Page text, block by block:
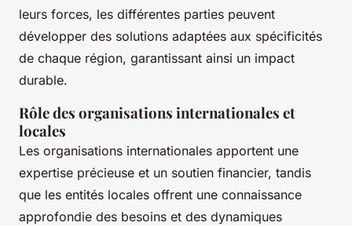
leurs forces, les différentes parties peuvent
développer des solutions adaptées aux spécificités
de chaque région, garantissant ainsi un impact
durable.
Rôle des organisations internationales et
locales
Les organisations internationales apportent une
expertise précieuse et un soutien financier, tandis
que les entités locales offrent une connaissance
approfondie des besoins et des dynamiques